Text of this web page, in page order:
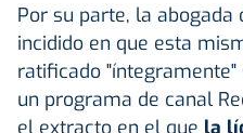
Por su parte, la abogada
incidido en que esta
ratificado
un programa de canal
el extracto en el que la